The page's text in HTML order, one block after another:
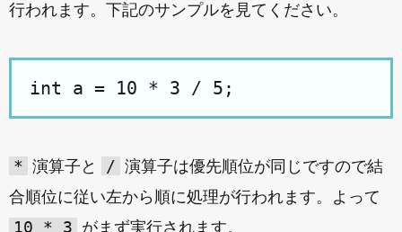
行われます。下記のサンプルを見てください。
* 演算子と / 演算子は優先順位が同じですので結
合順位に従い左から順に処理が行われます。よって
10 * 3 がまず実行されます。